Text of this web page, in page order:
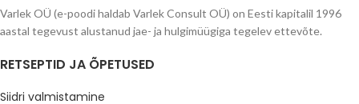
Varlek OÜ (e-poodi haldab Varlek Consult OÜ) on Eesti kapitalil 1996
aastal tegevust alustanud jae- ja hulgimüügiga tegelev ettevõte.
RETSEPTID JA ÕPETUSED
Siidri valmistamine